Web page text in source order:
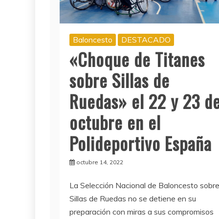
Baloncesto DESTACADO
«Choque de Titanes
sobre Sillas de
Ruedas» el 22 y 23
octubre en el
Polideportivo España
octubre 14, 2022
La Selección Nacional de Baloncesto sobre
Sillas de Ruedas no se detiene en su
preparación con miras a sus compromisos